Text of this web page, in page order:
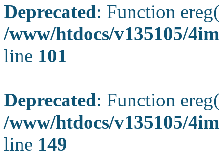
Deprecated: Function
/www/htdocs/v135105/
line 101
Deprecated: Function
/www/htdocs/v135105/
line 149